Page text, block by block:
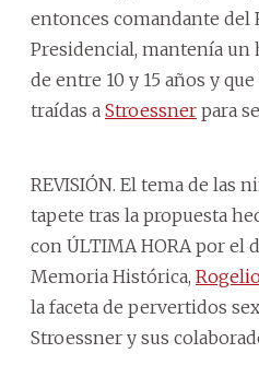
entonces comandante del
Presidencial, mantenía un
de entre 10 y 15 años y
traídas a Stroessner para
REVISIÓN. El tema de las
tapete tras la propuesta
con ÚLTIMA HORA por el
Memoria Histórica,
la faceta de pervertidos
Stroessner y sus